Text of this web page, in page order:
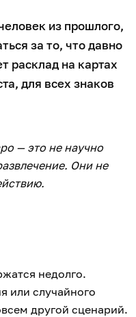
из прошлого,
за то, что давно
расклад на картах
для всех знаков
— это не научно
Они не
недолго.
или случайного
другой сценарий.